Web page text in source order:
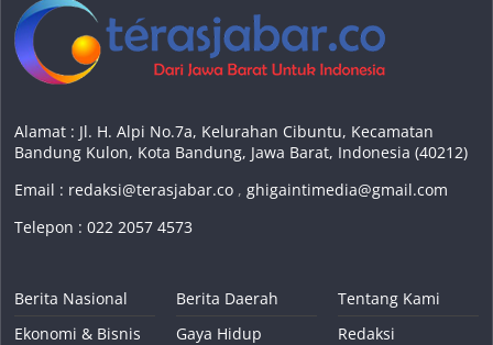
Alamat : Jl. H. Alpi No.7a, Kelurahan Cibuntu, Kecamatan
Bandung Kulon, Kota Bandung, Jawa Barat, Indonesia (40212)
Email : redaksi@terasjabar.co ,ghigaintimedia@gmail.com
Telepon : 022 2057 4573
Berita Nasional
Ekonomi & Bisnis
Berita Daerah
Gaya Hidup
Tentang Kami
Redaksi